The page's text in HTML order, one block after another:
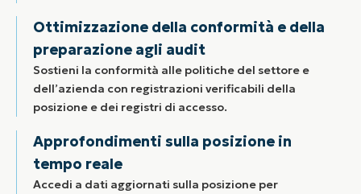
Ottimizzazione della conformità e della
preparazione agli audit
Sostieni la conformità alle politiche del settore e
dell’azienda con registrazioni verificabili della
posizione e dei registri di accesso.
Approfondimenti sulla posizione in
tempo reale
Accedi a dati aggiornati sulla posizione per